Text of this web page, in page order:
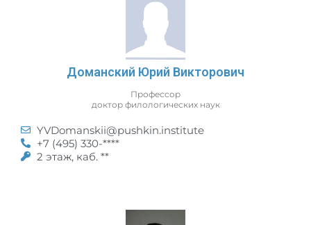
Доманский Юрий Викторович
Профессор
доктор филологических наук
YVDomanskii@pushkin.institute
+7 (495) 330-****
2 этаж, каб. **